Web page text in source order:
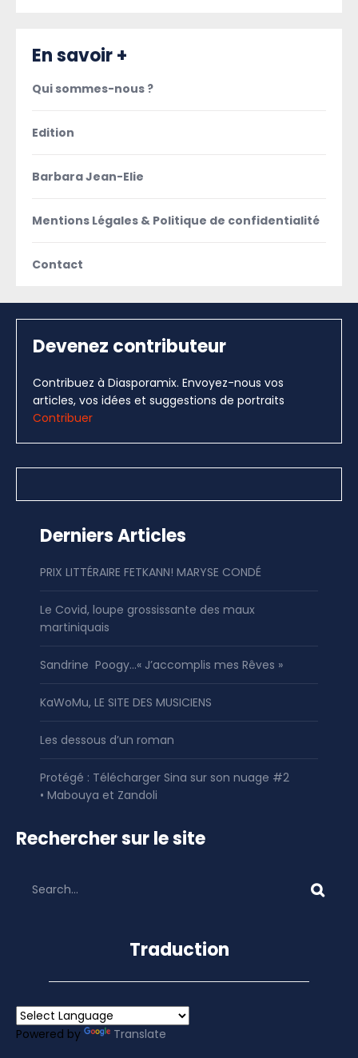
En savoir +
Qui sommes-nous ?
Edition
Barbara Jean-Elie
Mentions Légales & Politique de confidentialité
Contact
Devenez contributeur
Contribuez à Diasporamix. Envoyez-nous vos
articles, vos idées et suggestions de portraits
Contribuer
Derniers Articles
PRIX LITTÉRAIRE FETKANN! MARYSE CONDÉ
Le Covid, loupe grossissante des maux
martiniquais
Sandrine Poogy…« J’accomplis mes Rêves »
KaWoMu, LE SITE DES MUSICIENS
Les dessous d’un roman
Protégé : Télécharger Sina sur son nuage #2
• Mabouya et Zandoli
Rechercher sur le site
Traduction
Powered by Translate